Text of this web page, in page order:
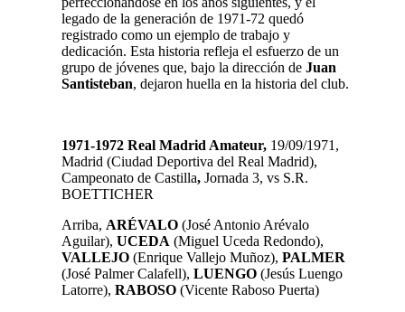
legado de la generación de 1971-72 quedó
registrado como un ejemplo de trabajo y
dedicación. Esta historia refleja el esfuerzo de un
grupo de jóvenes que, bajo la dirección de Juan
Santisteban, dejaron huella en la historia del club.
1971-1972 Real Madrid Amateur, ‎19/09/1971,
Madrid (Ciudad Deportiva del Real Madrid),
Campeonato de Castilla, Jornada 3, vs S.R.
BOETTICHER
Arriba, ARÉVALO (José Antonio Arévalo
Aguilar), UCEDA (Miguel Uceda Redondo),
VALLEJO (Enrique Vallejo Muñoz), PALMER
(José Palmer Calafell), LUENGO (Jesús Luengo
Latorre), RABOSO (Vicente Raboso Puerta)